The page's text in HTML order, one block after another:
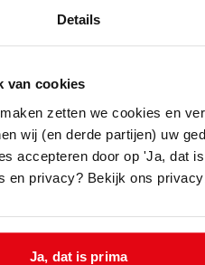
Details
van cookies
zetten we cookies en
wij (en derde partijen) uw
accepteren door op 'Ja, dat
en privacy? Bekijk ons
Ja, dat is prima
garage/berging
28, 30, 32, 34, 36, 38, 40,
26 - 58 even